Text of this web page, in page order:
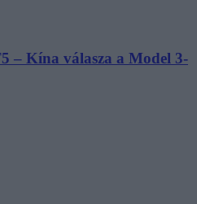
– Kína válasza a Model 3-